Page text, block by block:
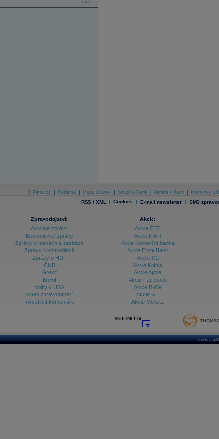
více...
O Patria.cz Reklama Mapa Stránek Skupina Patria Kariéra v Patrii Podmínky
RSS / XML | Cookies | E-mail newsletter | SMS
Zpravodajství:
Akciové zprávy
Ekonomické zprávy
Zprávy o měnách a sazbách
Zprávy o komoditách
Zprávy o HDP
ČNB
Grexit
Brexit
Volby v USA
Video zpravodajství
Investiční komentáře
Akcie:
Akcie ČEZ
Akcie NWR
Akcie Komerční banka
Akcie Erste Bank
Akcie O2
Akcie Kofola
Akcie Apple
Akcie Facebook
Akcie BMW
Akcie GE
Akcie Moneta
Tvorba